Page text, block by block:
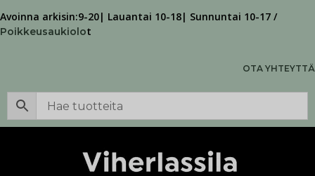
Avoinna arkisin:9-20| Lauantai 10-18| Sunnuntai 10-17 /
Poikkeusaukiolot
OTA YHTEYTTÄ